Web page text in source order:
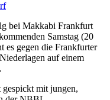
bei Makkabi Frankfurt
Samstag (20
es gegen die Frankfurter
auf einem
mit jungen,